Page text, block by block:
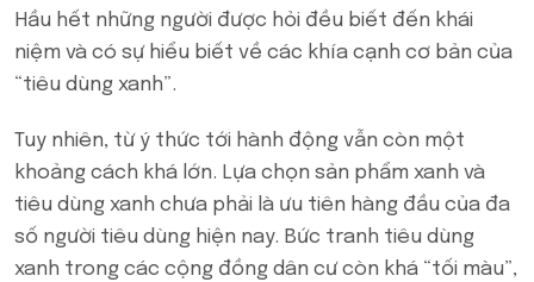
Hầu hết những người được hỏi đều biết đến khái
niệm và có sự hiểu biết về các khía cạnh cơ bản của
“tiêu dùng xanh”.
Tuy nhiên, từ ý thức tới hành động vẫn còn một
khoảng cách khá lớn. Lựa chọn sản phẩm xanh và
tiêu dùng xanh chưa phải là ưu tiên hàng đầu của đa
số người tiêu dùng hiện nay. Bức tranh tiêu dùng
xanh trong các cộng đồng dân cư còn khá “tối màu”,